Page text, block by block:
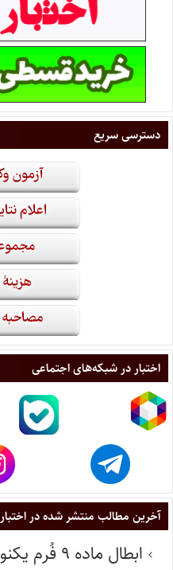
دسترسی سریع
اختبار در شبکه‌های اجتماعی
آخرین مطالب منتشر شده در اختبار
ابطال